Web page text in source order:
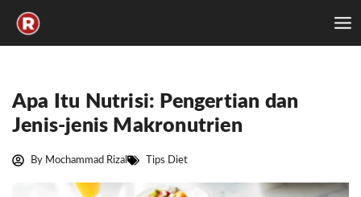
content
Apa Itu Nutrisi: Pengertian dan
Jenis-jenis Makronutrien
By Mochammad Rizal Tips Diet